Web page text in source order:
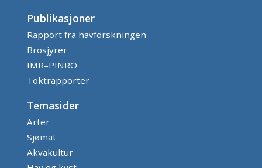
Publikasjoner
Rapport fra havforskningen
Brosjyrer
IMR–PINRO
Toktrapporter
Temasider
Arter
Sjømat
Akvakultur